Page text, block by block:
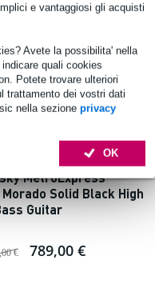
e vantaggiosi gli acquisti
Avete la possibilita' nella
quali cookies
Potete trovare ulteriori
trattamento dei vostri dati
nella sezione privacy
OK
MetroExpress
Solid Black High
Guitar
€ 789,00 €